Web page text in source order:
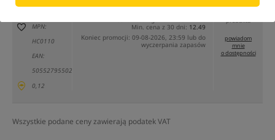
Standard
MPN:
HC0110
EAN:
5055279550249
0,12
12.49
Min. cena z 30 dni: 12.49
Koniec promocji: 09-08-2026, 23:59 lub do
wyczerpania zapasów
produktu
powiadom
mnie
o dostępności
Wszystkie podane ceny zawierają podatek VAT